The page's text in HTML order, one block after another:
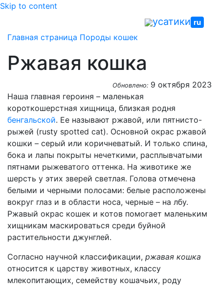
Skip to content
усатики ru
Главная страница Породы кошек
Ржавая кошка
Обновлено: 9 октября 2023
Наша главная героиня – маленькая
короткошерстная хищница, близкая родня
бенгальской. Ее называют ржавой, или пятнисто-
рыжей (rusty spotted cat). Основной окрас ржавой
кошки – серый или коричневатый. И только спина,
бока и лапы покрыты нечеткими, расплывчатыми
пятнами рыжеватого оттенка. На животике же
шерсть у этих зверей светлая. Голова отмечена
белыми и черными полосами: белые расположены
вокруг глаз и в области носа, черные – на лбу.
Ржавый окрас кошек и котов помогает маленьким
хищникам маскироваться среди буйной
растительности джунглей.
Согласно научной классификации, ржавая кошка
относится к царству животных, классу
млекопитающих, семейству кошачьих, роду